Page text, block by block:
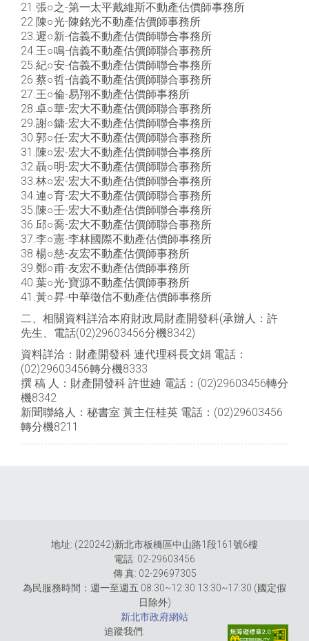
21.張○之-第一太平戴維斯不動產估價師事務所
22.陳○光-陳銘光不動產估價師事務所
23.遲○新-信義不動產估價師聯合事務所
24.王○鳴-信義不動產估價師聯合事務所
25.紀○安-信義不動產估價師聯合事務所
26.蔡○哲-信義不動產估價師聯合事務所
27.王○倫-易翔不動產估價師事務所
28.卓○華-宏大不動產估價師聯合事務所
29.謝○鏞-宏大不動產估價師聯合事務所
30.郭○任-宏大不動產估價師聯合事務所
31.陳○宏-宏大不動產估價師聯合事務所
32.聶○明-宏大不動產估價師聯合事務所
33.林○宏-宏大不動產估價師聯合事務所
34.連○育-宏大不動產估價師聯合事務所
35.陳○壬-宏大不動產估價師聯合事務所
36.邱○喬-宏大不動產估價師聯合事務所
37.李○憲-李林國際不動產估價師事務所
38.楊○慈-友宏不動產估價師事務所
39.鄭○甫-友宏不動產估價師事務所
40.葉○光-寶源不動產估價師事務所
41.黃○昇-中華徵信不動產估價師事務所
二、相關資料詳洽本府財政局財產開發科(承辦人：許
先生、電話(02)29603456分機8342)
資料詳洽：財產開發科 連代理科長文娟 電話：
(02)29603456轉分機8333
撰 稿 人：財產開發科 許世廸 電話：(02)29603456轉分
機8342
新聞聯絡人：秘書室 黃主任桂英 電話：(02)29603456
轉分機8211
地址: (220242)新北市板橋區中山路1段161號6樓
電話: 02-29603456
傳 真: 02-29697305
為民服務時間：週一至週五 08:30~12:30 13:30~17:30 (國定假
日除外)
新北市政府網站
追蹤我們: